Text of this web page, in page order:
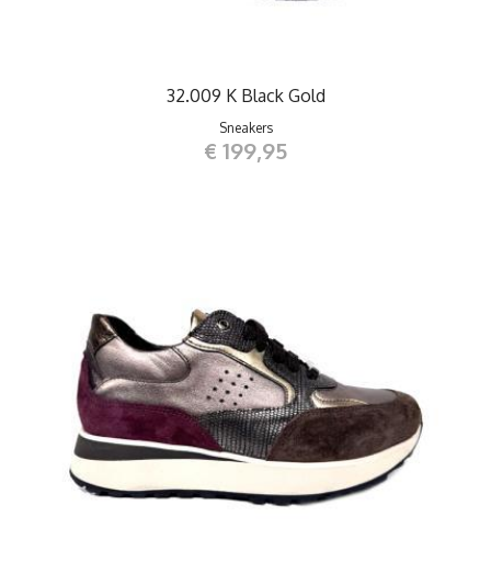
32.009 K Black Gold
Sneakers
€ 199,95